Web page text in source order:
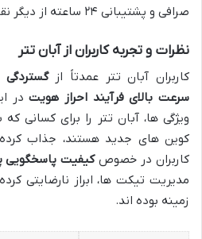
صرافی و پشتیبانی ۲۴ ساعته از دیگر نقاط قوت آبان تتر است.
نظرات و تجربه کاربران از آبان تتر
کاربران آبان تتر عمدتاً ازگستردگی
سرعت بالای فرآیند احراز هویتدر
ویژگی ها، آبان تتر را برای کسانی
کوین های جدید هستند، جذاب
کاربران در خصوصکیفیت پاسخگویی
مدیریت تیکت ها، ابراز نارضایتی
زمینه بوده اند.